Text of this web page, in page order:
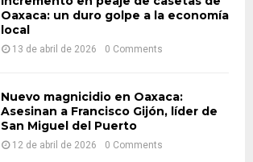
Oaxaca: un duro golpe a la economía
local
13 de abril de 2026 0 Comments
Nuevo magnicidio en Oaxaca:
Asesinan a Francisco Gijón, líder de
San Miguel del Puerto
12 de abril de 2026 0 Comments